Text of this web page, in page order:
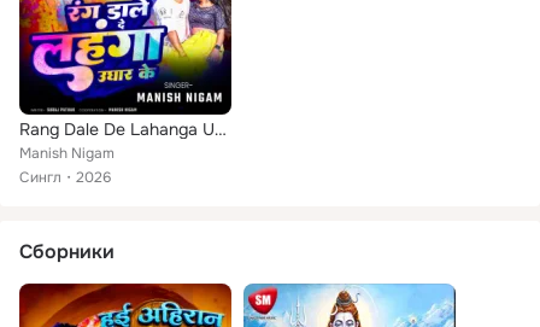
Rang Dale De Lahanga Ughar Ke
Manish Nigam
Сингл
2026
Сборники